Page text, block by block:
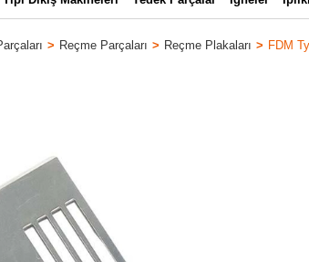
Reçme Parçaları Reçme Plakaları FDM